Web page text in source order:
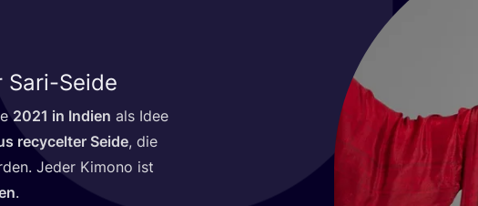
Sari-Seide
2021 in Indi­en als Idee
recy­cel­ter Sei­de, die
Jeder Kimo­no ist
.